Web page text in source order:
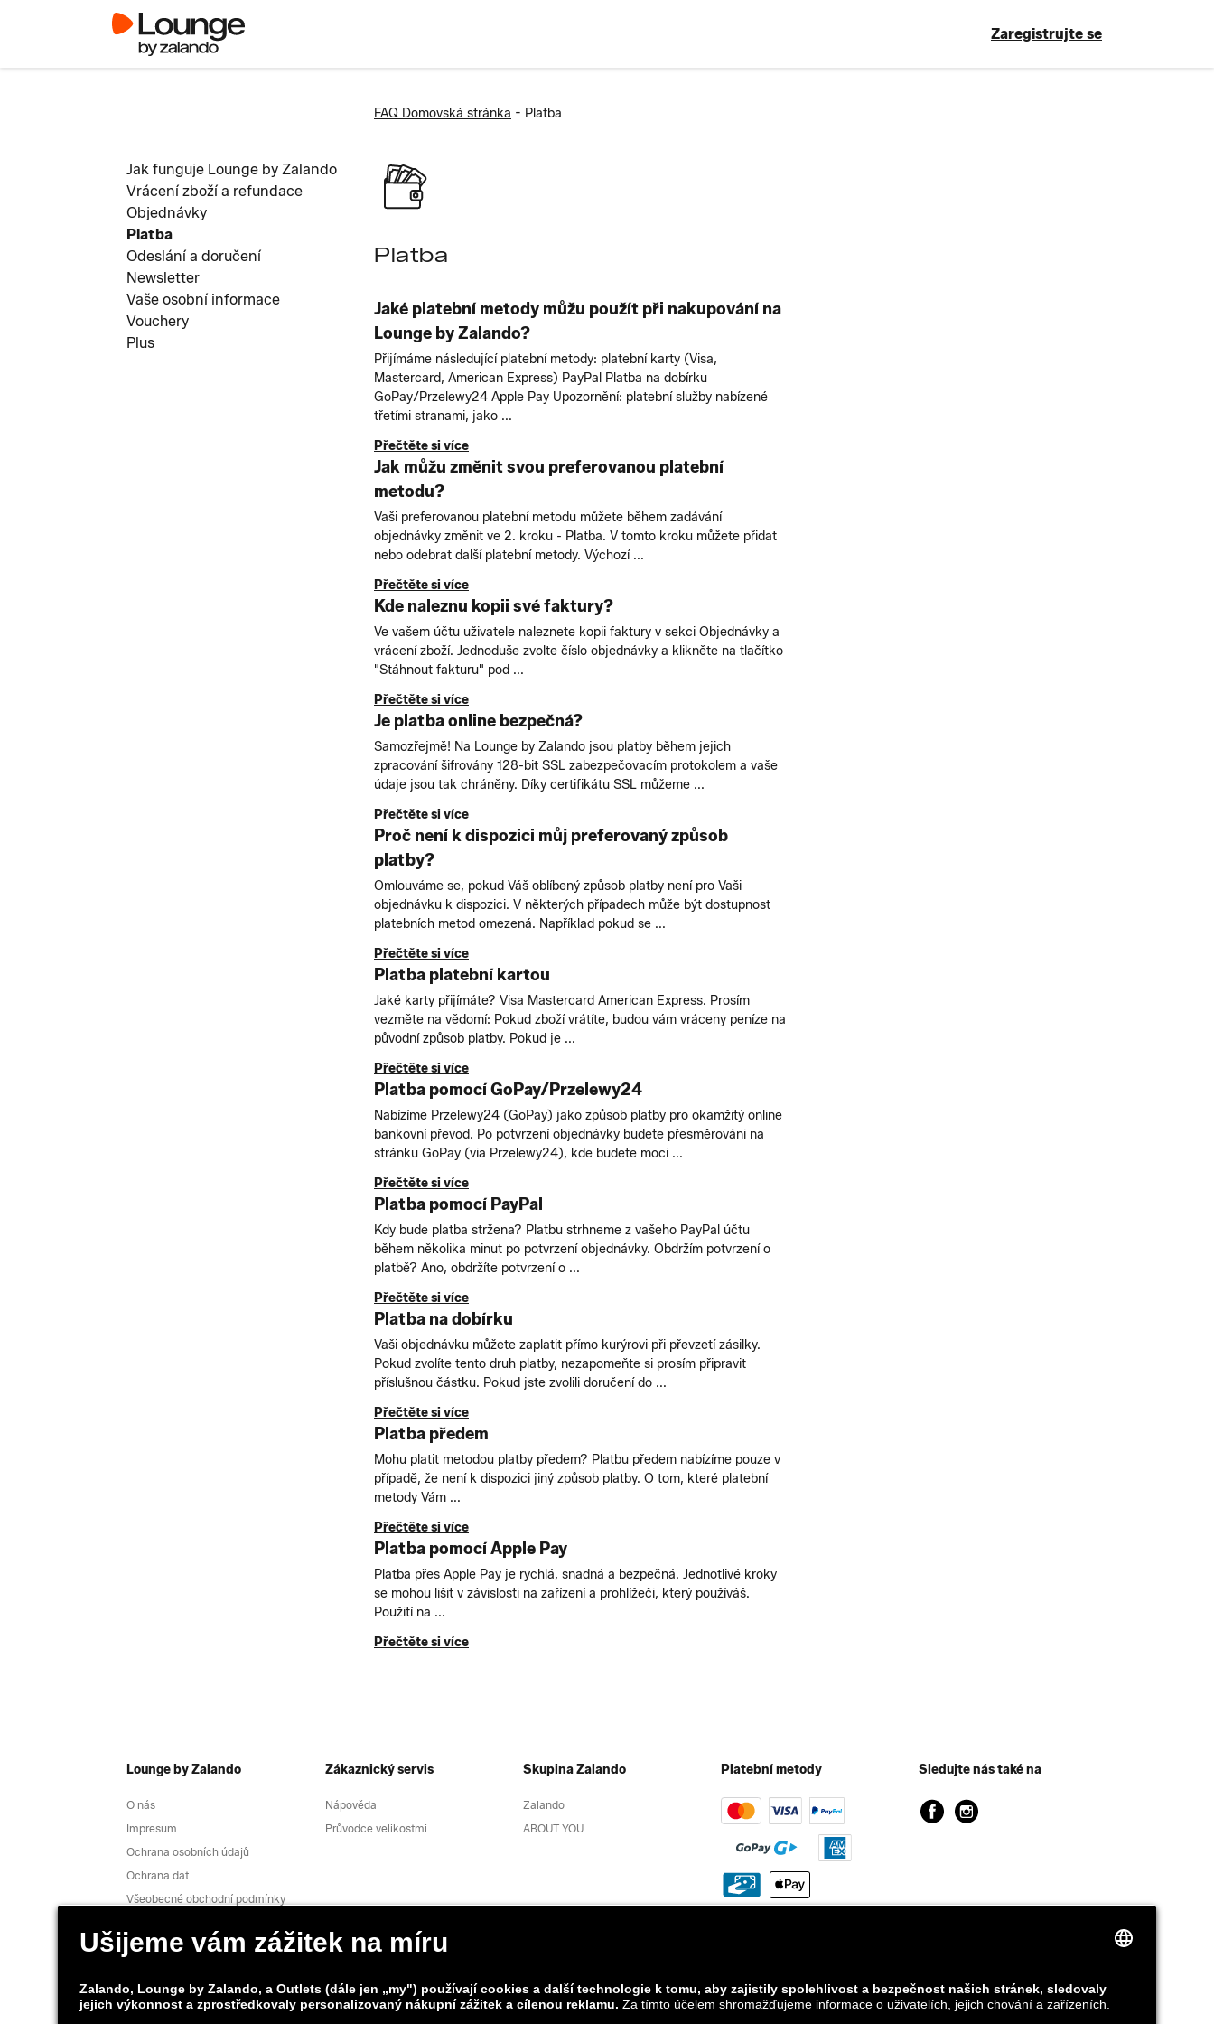
Zaregistrujte se
FAQ Domovská stránka - Platba
Jak funguje Lounge by Zalando
Vrácení zboží a refundace
Objednávky
Platba
Odeslání a doručení
Newsletter
Vaše osobní informace
Vouchery
Plus
Platba
Jaké platební metody můžu použít při nakupování na
Lounge by Zalando?
Přijímáme následující platební metody: platební karty (Visa,
Mastercard, American Express) PayPal Platba na dobírku
GoPay/Przelewy24 Apple Pay Upozornění: platební služby nabízené
třetími stranami, jako ...
Přečtěte si více
Jak můžu změnit svou preferovanou platební
metodu?
Vaši preferovanou platební metodu můžete během zadávání
objednávky změnit ve 2. kroku - Platba. V tomto kroku můžete přidat
nebo odebrat další platební metody. Výchozí ...
Přečtěte si více
Kde naleznu kopii své faktury?
Ve vašem účtu uživatele naleznete kopii faktury v sekci Objednávky a
vrácení zboží. Jednoduše zvolte číslo objednávky a klikněte na tlačítko
"Stáhnout fakturu" pod ...
Přečtěte si více
Je platba online bezpečná?
Samozřejmě! Na Lounge by Zalando jsou platby během jejich
zpracování šifrovány 128-bit SSL zabezpečovacím protokolem a vaše
údaje jsou tak chráněny. Díky certifikátu SSL můžeme ...
Přečtěte si více
Proč není k dispozici můj preferovaný způsob
platby?
Omlouváme se, pokud Váš oblíbený způsob platby není pro Vaši
objednávku k dispozici. V některých případech může být dostupnost
platebních metod omezená. Například pokud se ...
Přečtěte si více
Platba platební kartou
Jaké karty přijímáte? Visa Mastercard American Express. Prosím
vezměte na vědomí: Pokud zboží vrátíte, budou vám vráceny peníze na
původní způsob platby. Pokud je ...
Přečtěte si více
Platba pomocí GoPay/Przelewy24
Nabízíme Przelewy24 (GoPay) jako způsob platby pro okamžitý online
bankovní převod. Po potvrzení objednávky budete přesměrováni na
stránku GoPay (via Przelewy24), kde budete moci ...
Přečtěte si více
Platba pomocí PayPal
Kdy bude platba stržena? Platbu strhneme z vašeho PayPal účtu
během několika minut po potvrzení objednávky. Obdržím potvrzení o
platbě? Ano, obdržíte potvrzení o ...
Přečtěte si více
Platba na dobírku
Vaši objednávku můžete zaplatit přímo kurýrovi při převzetí zásilky.
Pokud zvolíte tento druh platby, nezapomeňte si prosím připravit
příslušnou částku. Pokud jste zvolili doručení do ...
Přečtěte si více
Platba předem
Mohu platit metodou platby předem? Platbu předem nabízíme pouze v
případě, že není k dispozici jiný způsob platby. O tom, které platební
metody Vám ...
Přečtěte si více
Platba pomocí Apple Pay
Platba přes Apple Pay je rychlá, snadná a bezpečná. Jednotlivé kroky
se mohou lišit v závislosti na zařízení a prohlížeči, který používáš.
Použití na ...
Přečtěte si více
Lounge by Zalando
O nás
Impresum
Ochrana osobních údajů
Ochrana dat
Všeobecné obchodní podmínky
Kariéra
Bezpečnost produktu
Zákaznický servis
Nápověda
Průvodce velikostmi
Skupina Zalando
Zalando
ABOUT YOU
Platební metody Sledujte nás také na